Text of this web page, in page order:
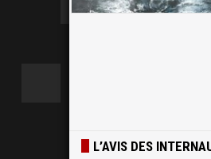
L’AVIS DES